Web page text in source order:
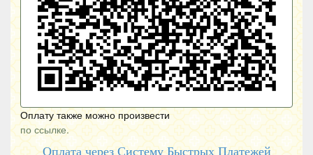
Оплату также можно произвести
по ссылке.
Оплата через Систему Быстрых Платежей